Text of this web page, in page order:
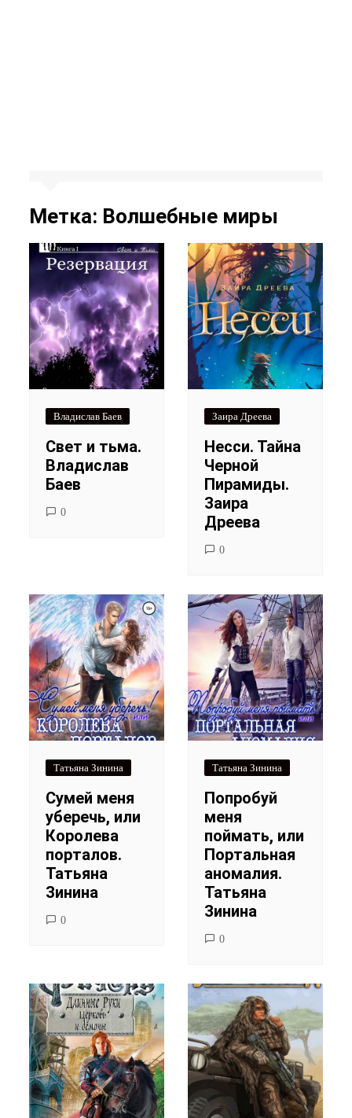
Метка: Волшебные миры
Владислав Баев
Свет и тьма.
Владислав
Баев
0
Заира Дреева
Несси. Тайна
Черной
Пирамиды.
Заира
Дреева
0
Татьяна Зинина
Сумей меня
уберечь, или
Королева
порталов.
Татьяна
Зинина
0
Татьяна Зинина
Попробуй
меня
поймать, или
Портальная
аномалия.
Татьяна
Зинина
0